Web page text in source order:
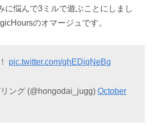
に悩んで3ミルで遊ぶことにしまし
のオマージュです。
pic.twitter.com/ghEDiqNeBg
ング (@hongodai_jugg)October